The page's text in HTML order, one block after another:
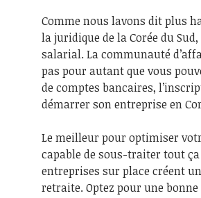
Comme nous lavons dit plus
la juridique de la Corée du
salarial. La communauté
pas pour autant que vous
de comptes bancaires,
démarrer son entreprise en
Le meilleur pour optimiser
capable de sous-traiter tout
entreprises sur place créent
retraite. Optez pour une bonne